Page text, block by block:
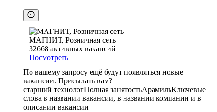
МАГНИТ, Розничная сеть
32668 активных вакансий
Посмотреть
По вашему запросу ещё будут появляться новые
вакансии. Присылать вам?
старший технологПолная занятостьАрамильКлючевые
слова в названии вакансии, в названии компании и в
описании вакансии